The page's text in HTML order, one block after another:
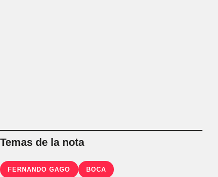
Temas de la nota
FERNANDO GAGO BOCA